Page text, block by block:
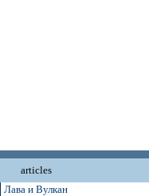
articles
Лава и Вулкан